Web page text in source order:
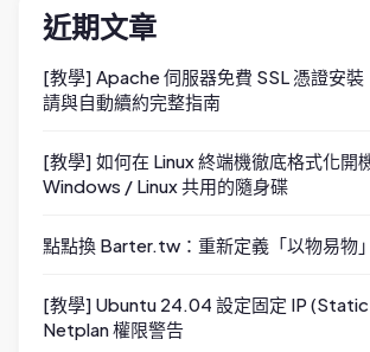
近期文章
[教學] Apache 伺服器免費 SSL 憑證安
請與自動續約完整指南
[教學] 如何在 Linux 終端機徹底格式化開
Windows / Linux 共用的隨身碟
點點換 Barter.tw：重新定義「以物易物
[教學] Ubuntu 24.04 設定固定 IP (Static
Netplan 權限警告